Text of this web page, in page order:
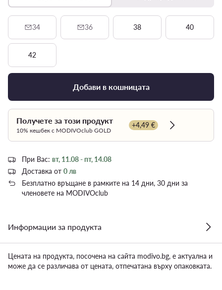
34 36 38 40
42
Добави в кошницата
Получете за този продукт
10% кешбек с MODIVOclub GOLD
+4,49 €
Dowiedz się
При Вас: вт, 11.08 - пт, 14.08
Доставка от 0 лв
Безплатно връщане в рамките на 14 дни, 30 дни за
членовете на MODIVOclub
Информации за продукта
Цената на продукта, посочена на сайта modivo.bg, е актуална и
може да се различава от цената, отпечатана върху опаковката.